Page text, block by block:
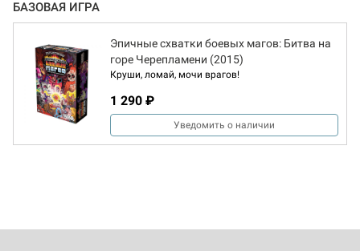
БАЗОВАЯ ИГРА
Эпичные схватки боевых магов: Битва на
горе Черепламени (2015)
Круши, ломай, мочи врагов!
1 290 ₽
Уведомить о наличии